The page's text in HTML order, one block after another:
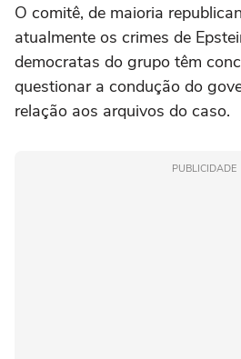
O comitê, de maioria
atualmente os crimes de
democratas do grupo têm
questionar a condução do
relação aos arquivos do caso.
PUBLICIDADE